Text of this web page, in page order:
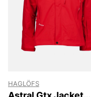
HAGLÖFS